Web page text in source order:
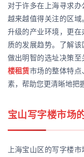
对于许多在上海寻求
越来越值得关注的区
升级的产业环境，更
质的发展趋势。了解该
做出明智的选址决策
楼租赁市场的整体特
素，帮助您更清晰地把
宝山写字楼市场
上海宝山区的写字楼